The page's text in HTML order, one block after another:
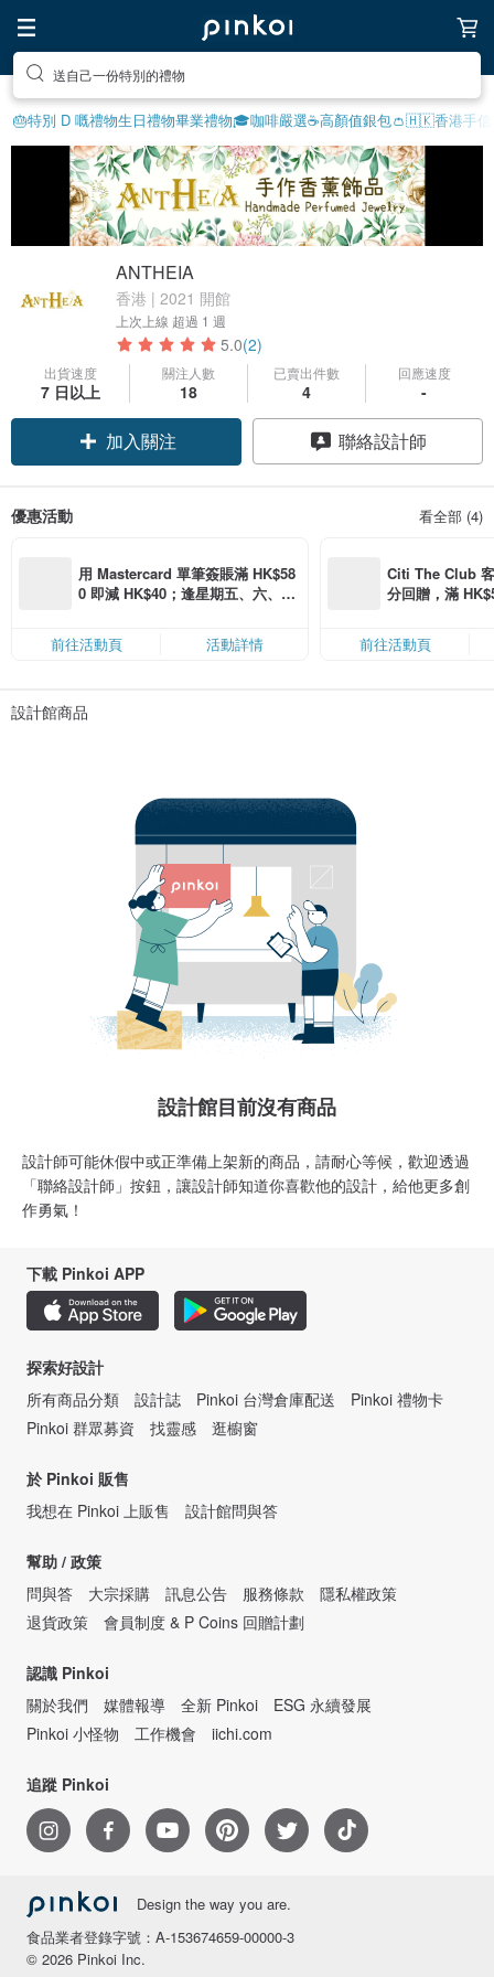
送自己一份特別的禮物
🎂特別 D 嘅禮物生日禮物畢業禮物🎓咖啡嚴選☕️高顏值銀包👛🇭🇰香港手信
ANTHEIA
香港 | 2021 開館
上次上線 超過 1 週
5.0(2)
出貨速度
7 日以上
關注人數
18
已賣出件數
4
回應速度
-
加入關注 聯絡設計師
優惠活動 看全部 (4)
用 Mastercard 單筆簽賬滿 HK$58
0 即減 HK$40；逢星期五、六、日
限，額滿即止，僅限「常用信用
卡」結帳）
前往活動頁 活動詳情
Citi The Club
分回贈，滿
前往活動頁
設計館商品
設計館目前沒有商品
設計師可能休假中或正準備上架新的商品，請耐心等候，歡迎透過
「聯絡設計師」按鈕，讓設計師知道你喜歡他的設計，給他更多創
作勇氣！
下載 Pinkoi APP
探索好設計
所有商品分類
設計誌 Pinkoi 台灣倉庫配送
Pinkoi 禮物卡
Pinkoi 群眾募資
找靈感 逛櫥窗
於 Pinkoi 販售
我想在 Pinkoi 上販售
設計館問與答
幫助 / 政策
問與答
大宗採購 訊息公告 服務條款
隱私權政策
退貨政策
會員制度 & P Coins 回贈計劃
認識 Pinkoi
關於我們
媒體報導 全新 Pinkoi
ESG 永續發展
Pinkoi 小怪物
工作機會 iichi.com
追蹤 Pinkoi
Design the way you are.
食品業者登錄字號：A-153674659-00000-3
© 2026 Pinkoi Inc.